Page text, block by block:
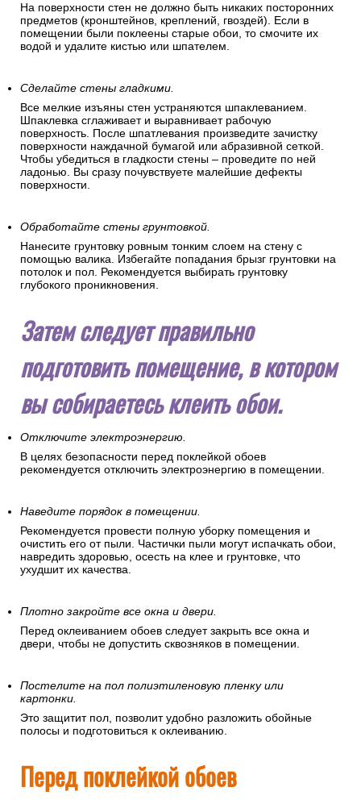
На поверхности стен не должно быть никаких посторонних
предметов (кронштейнов, креплений, гвоздей). Если в
помещении были поклеены старые обои, то смочите их
водой и удалите кистью или шпателем.
Сделайте стены гладкими.
Все мелкие изъяны стен устраняются шпаклеванием.
Шпаклевка сглаживает и выравнивает рабочую
поверхность. После шпатлевания произведите зачистку
поверхности наждачной бумагой или абразивной сеткой.
Чтобы убедиться в гладкости стены – проведите по ней
ладонью. Вы сразу почувствуете малейшие дефекты
поверхности.
Обработайте стены грунтовкой.
Нанесите грунтовку ровным тонким слоем на стену с
помощью валика. Избегайте попадания брызг грунтовки на
потолок и пол. Рекомендуется выбирать грунтовку
глубокого проникновения.
Затем следует правильно
подготовить помещение, в котором
вы собираетесь клеить обои.
Отключите электроэнергию.
В целях безопасности перед поклейкой обоев
рекомендуется отключить электроэнергию в помещении.
Наведите порядок в помещении.
Рекомендуется провести полную уборку помещения и
очистить его от пыли. Частички пыли могут испачкать обои,
навредить здоровью, осесть на клее и грунтовке, что
ухудшит их качества.
Плотно закройте все окна и двери.
Перед оклеиванием обоев следует закрыть все окна и
двери, чтобы не допустить сквозняков в помещении.
Постелите на пол полиэтиленовую пленку или
картонки.
Это защитит пол, позволит удобно разложить обойные
полосы и подготовиться к оклеиванию.
Перед поклейкой обоев